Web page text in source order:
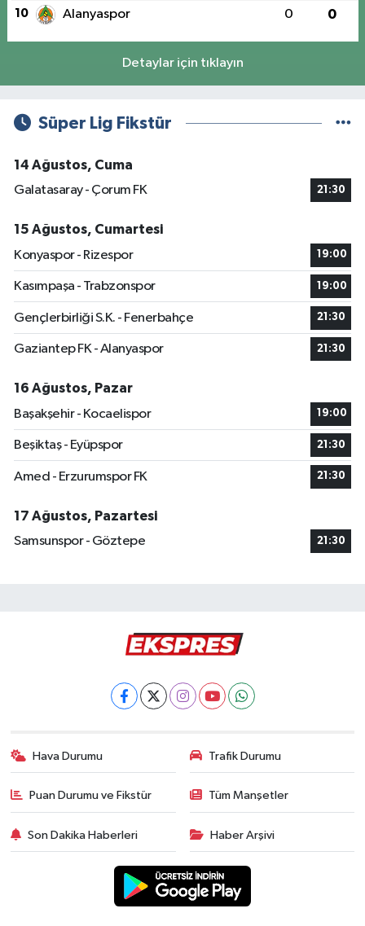
10 Alanyaspor 0 0
Detaylar için tıklayın
Süper Lig Fikstür
14 Ağustos, Cuma
Galatasaray - Çorum FK
21:30
15 Ağustos, Cumartesi
Konyaspor - Rizespor
19:00
Kasımpaşa - Trabzonspor 19:00
Gençlerbirliği S.K. - Fenerbahçe 21:30
Gaziantep FK - Alanyaspor 21:30
16 Ağustos, Pazar
Başakşehir - Kocaelispor
19:00
Beşiktaş - Eyüpspor 21:30
Amed - Erzurumspor FK 21:30
17 Ağustos, Pazartesi
Samsunspor - Göztepe
21:30
Hava Durumu Trafik Durumu
Puan Durumu ve Fikstür Tüm Manşetler
Son Dakika Haberleri Haber Arşivi